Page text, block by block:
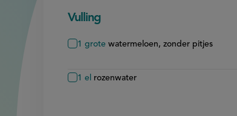
Vulling
1 grote watermeloen, zonder pitjes
1 el rozenwater